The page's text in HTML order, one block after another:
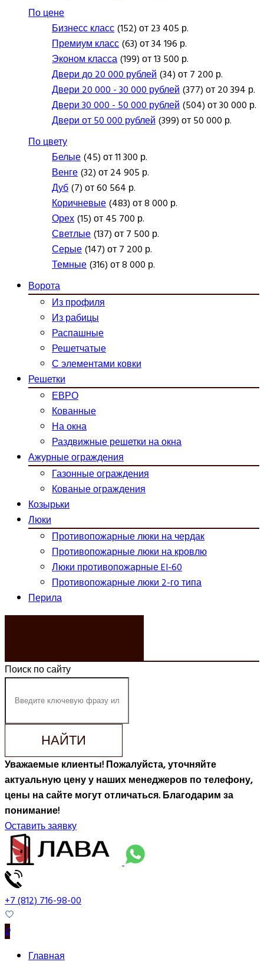
По цене
Бизнесс класс(152) от 23 405 р.
Премиум класс(63) от 34 196 р.
Эконом класса(199) от 13 500 р.
Двери до 20 000 рублей(34) от 7 200 р.
Двери 20 000 - 30 000 рублей(377) от 20 394 р.
Двери 30 000 - 50 000 рублей(504) от 30 000 р.
Двери от 50 000 рублей(399) от 50 000 р.
По цвету
Белые(45) от 11 300 р.
Венге(32) от 24 905 р.
Дуб(7) от 60 564 р.
Коричневые(483) от 8 000 р.
Орех(15) от 45 700 р.
Светлые(137) от 7 500 р.
Серые(147) от 7 200 р.
Темные(316) от 8 000 р.
Ворота
Из профиля
Из рабицы
Распашные
Решетчатые
С элементами ковки
Решетки
ЕВРО
Кованные
На окна
Раздвижные решетки на окна
Ажурные ограждения
Газонные ограждения
Кованые ограждения
Козырьки
Люки
Противопожарные люки на чердак
Противопожарные люки на кровлю
Люки противопожарные EI-60
Противопожарные люки 2-го типа
Перила
Поиск по сайту
НАЙТИ
Уважаемые клиенты! Пожалуйста, уточняйте
актуальную цену у наших менеджеров по телефону,
цены на сайте могут отличаться. Благодарим за
понимание!
Оставить заявку
+7 (812) 716-98-00
0
Главная